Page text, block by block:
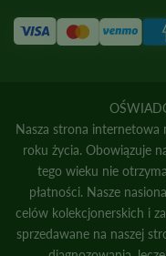
Nasza strona internetowa
roku życia. Obowiązuje
tego wieku nie
płatności. Nasze
celów kolekcjonerskich i
sprzedawane na naszej